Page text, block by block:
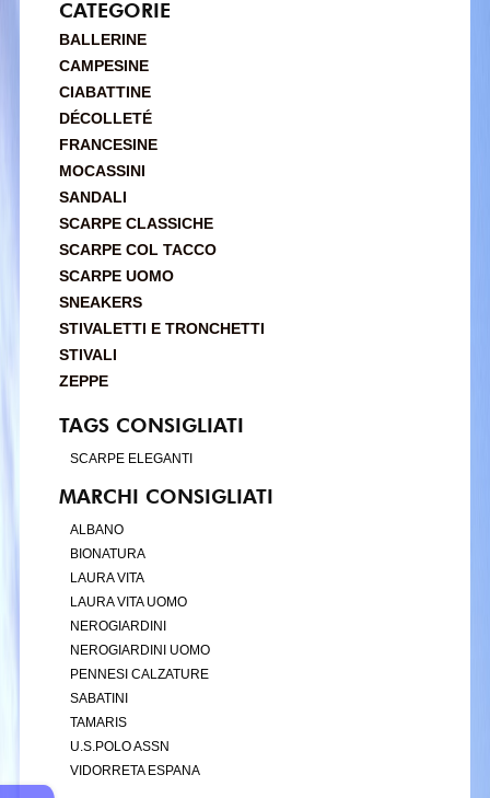
CATEGORIE
BALLERINE
CAMPESINE
CIABATTINE
DÉCOLLETÉ
FRANCESINE
MOCASSINI
SANDALI
SCARPE CLASSICHE
SCARPE COL TACCO
SCARPE UOMO
SNEAKERS
STIVALETTI E TRONCHETTI
STIVALI
ZEPPE
TAGS CONSIGLIATI
SCARPE ELEGANTI
MARCHI CONSIGLIATI
ALBANO
BIONATURA
LAURA VITA
LAURA VITA UOMO
NEROGIARDINI
NEROGIARDINI UOMO
PENNESI CALZATURE
SABATINI
TAMARIS
U.S.POLO ASSN
VIDORRETA ESPANA